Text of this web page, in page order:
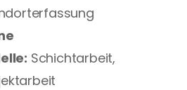
Schichtarbeit,